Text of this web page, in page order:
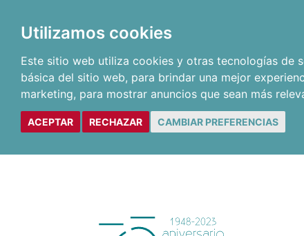
Utilizamos cookies
Este sitio web utiliza cookies y otras tecnologías de
básica del sitio web, para brindar una mejor
marketing, para mostrar anuncios que sean más
ACEPTAR RECHAZAR CAMBIAR PREFERENCIAS